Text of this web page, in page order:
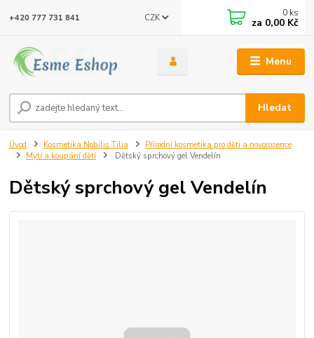
Menu
CZK
Hledat
+420 777 731 841 0 ks
za 0,00 Kč
Úvod Kosmetika Nobilis Tilia
Přírodní kosmetika pro děti a novorozence
Mytí a koupání dětí
Dětský sprchový gel Vendelín
Dětský sprchový gel Vendelín